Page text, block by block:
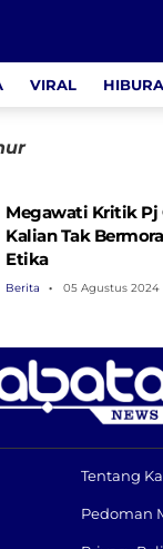
VIRAL
Megawati Kritik Pj
Kalian Tak
Etika
Berita 05 Agustus 2024
Tentang
Pedoman